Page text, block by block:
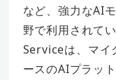
など、強力なAI
野で利用されて
Serviceは、マイ
ースのAIプラッ